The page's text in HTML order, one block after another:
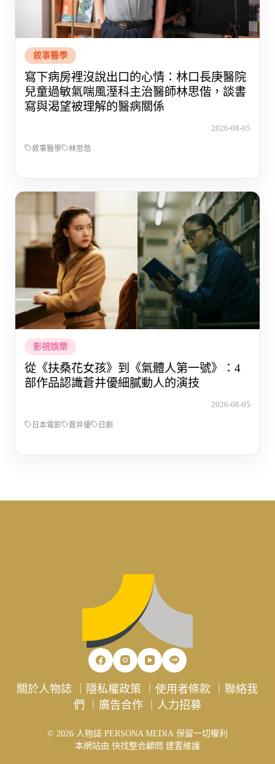
敘事醫學
寫下病房裡沒說出口的心情：林口長庚醫院
兒童過敏氣喘風溼科主治醫師林思偕，談書
寫與渴望被理解的醫病關係
2026-08-05
敘事醫學 林思偕
影視娛樂
從《扶桑花女孩》到《氣體人第一號》：4
部作品認識蒼井優細膩動人的演技
2026-08-05
日本電影 蒼井優 日劇
關於人物誌 隱私權政策 ｜使用者條款 ｜聯絡我
們
廣告合作｜ 人力招募
© 2026 人物誌 PERSONA MEDIA 保留一切權利
本網站由 快找整合顧問 建置維護